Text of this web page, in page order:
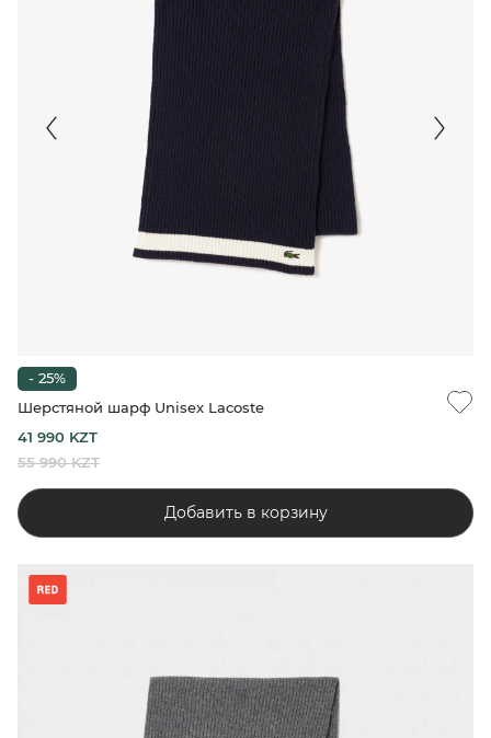
- 25%
Шерстяной шарф Unisex Lacoste
41 990 KZT
55 990 KZT
Добавить в корзину